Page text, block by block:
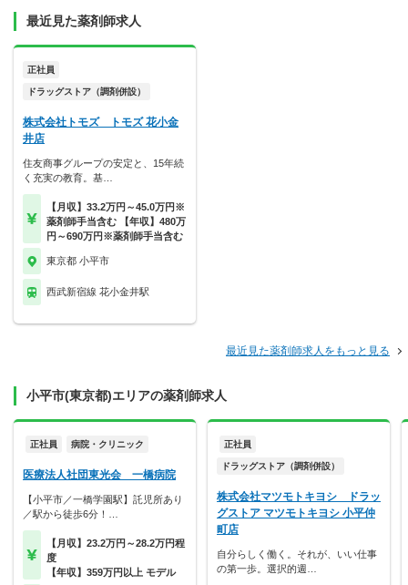
最近見た薬剤師求人
正社員
ドラッグストア（調剤併設）
株式会社トモズ トモズ 花小金
井店
住友商事グループの安定と、15年続
く充実の教育。基…
【月収】33.2万円～45.0万円※
薬剤師手当含む 【年収】480万
円～690万円※薬剤師手当含む
東京都 小平市
西武新宿線 花小金井駅
最近見た薬剤師求人をもっと見る
小平市(東京都)エリアの薬剤師求人
正社員 病院・クリニック
医療法人社団東光会 一橋病院
【小平市／一橋学園駅】託児所あり
／駅から徒歩6分！…
【月収】23.2万円～28.2万円程
度
【年収】359万円以上 モデル
正社員
ドラッグストア（調剤併設）
株式会社マツモトキヨシ ドラッ
グストア マツモトキヨシ 小平仲
町店
自分らしく働く。それが、いい仕事
の第一歩。選択的週…